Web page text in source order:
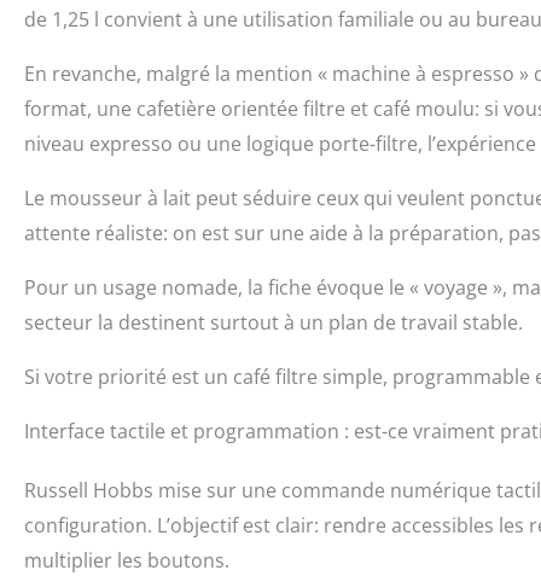
de 1,25 l convient à une utilisation familiale ou au
En revanche, malgré la mention « machine à espresso
format, une cafetière orientée filtre et café moulu: si
niveau expresso ou une logique porte-filtre,
Le mousseur à lait peut séduire ceux qui veulent
attente réaliste: on est sur une aide à la préparation,
Pour un usage nomade, la fiche évoque le « voyage »,
secteur la destinent surtout à un plan de travail stable.
Si votre priorité est un café filtre simple,
Interface tactile et programmation : est-ce vraiment
Russell Hobbs mise sur une commande numérique
configuration. L’objectif est clair: rendre accessibles
multiplier les boutons.